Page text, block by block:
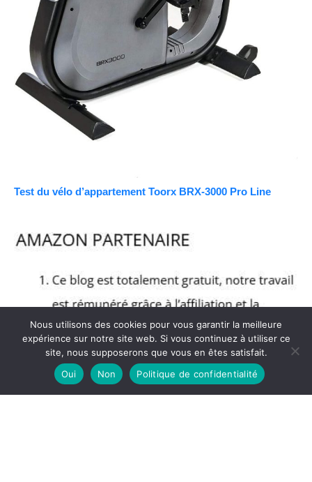
Test du vélo d’appartement Toorx BRX-3000 Pro Line
Nous utilisons des cookies pour vous garantir la meilleure
expérience sur notre site web. Si vous continuez à utiliser ce
site, nous supposerons que vous en êtes satisfait.
Oui
Non Politique de confidentialité